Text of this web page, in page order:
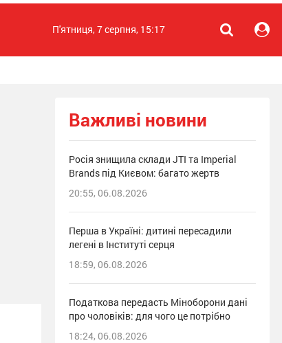
П'ятниця, 7 серпня, 15:17
Важливі новини
Росія знищила склади JTI та Imperial
Brands під Києвом: багато жертв
20:55, 06.08.2026
Перша в Україні: дитині пересадили
легені в Інституті серця
18:59, 06.08.2026
Податкова передасть Міноборони дані
про чоловіків: для чого це потрібно
18:24, 06.08.2026